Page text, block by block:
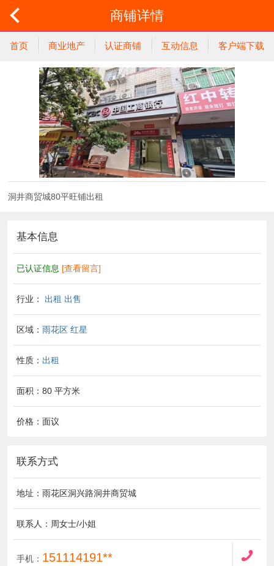
商铺详情
首页 商业地产 认证商铺 互动信息 客户端下载
洞井商贸城80平旺铺出租
基本信息
已认证信息 [查看留言]
行业： 出租 出售
区域： 雨花区 红星
性质： 出租
面积：80 平方米
价格：面议
联系方式
地址：雨花区洞兴路洞井商贸城
联系人：周女士/小姐
手机： 151114191**